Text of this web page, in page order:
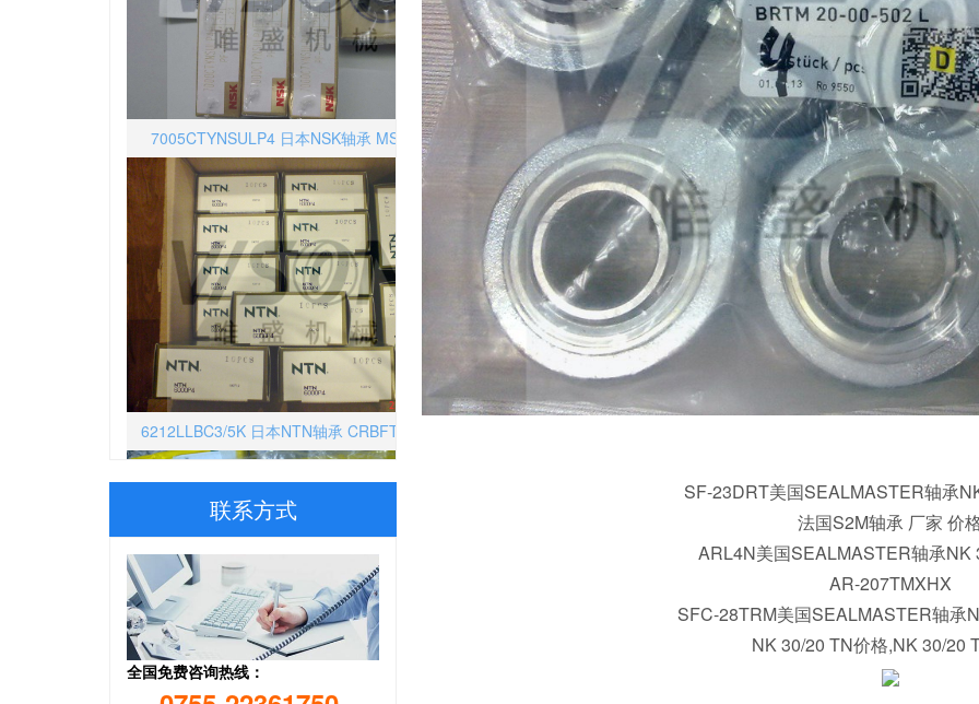
7005CTYNSULP4 日本NSK轴承 MSF-28C
6212LLBC3/5K 日本NTN轴承 CRBFTS-PN20
NK30/20TVXL 德国INA轴承 SC-23T HT
联系方式
全国免费咨询热线：
SF-23DRT美国SEALMASTER轴承
法国S2M轴承 厂家 价
ARL4N美国SEALMASTER轴承NK
AR-207TMXHX
SFC-28TRM美国SEALMASTER轴承
NK 30/20 TN价格,NK 30/20